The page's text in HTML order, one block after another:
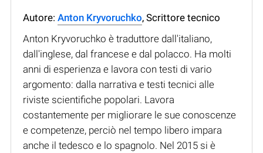
Autore: Anton Kryvoruchko, Scrittore tecnico
Anton Kryvoruchko è traduttore dall'italiano,
dall'inglese, dal francese e dal polacco. Ha molti
anni di esperienza e lavora con testi di vario
argomento: dalla narrativa e testi tecnici alle
riviste scientifiche popolari. Lavora
costantemente per migliorare le sue conoscenze
e competenze, perciò nel tempo libero impara
anche il tedesco e lo spagnolo. Nel 2015 si è